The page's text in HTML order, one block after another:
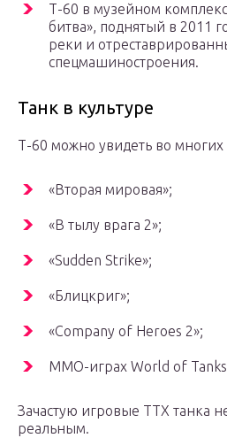
Т-60 в музейном
битва», поднятый в 2011
реки и
спецмашиностроения.
Танк в культуре
Т-60 можно увидеть во
«Вторая мировая»;
«В тылу врага 2»;
«Sudden Strike»;
«Блицкриг»;
«Сompany of Heroes 2»;
ММО-играх World of
Зачастую игровые ТТХ танка
реальным.